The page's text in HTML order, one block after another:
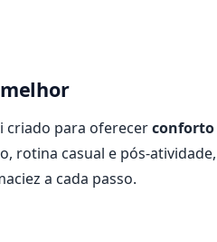
criado para oferecer
rotina casual e pós-
a cada passo.